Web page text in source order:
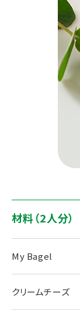
材料（2人分）
My Bagel
クリームチーズ